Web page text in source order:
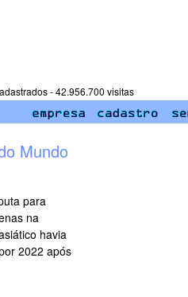
- 42.956.700 visitas
Mundo
para
na
havia
2022 após